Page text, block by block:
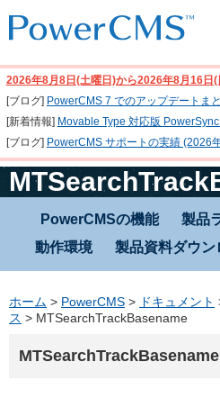
2026年8月8日(土曜日)から2026年8月16日(
[ブログ] PowerCMS 7 でのアップデートま
[新着情報] Movable Type 対応版
[ブログ] PowerCMS サポートの実績 (2026
PowerCMSの機能 製品
動作環境
製品資料ダウン
ホーム > PowerCMS > ドキュメント
ス > MTSearchTrackBasename
MTSearchTrackBasename